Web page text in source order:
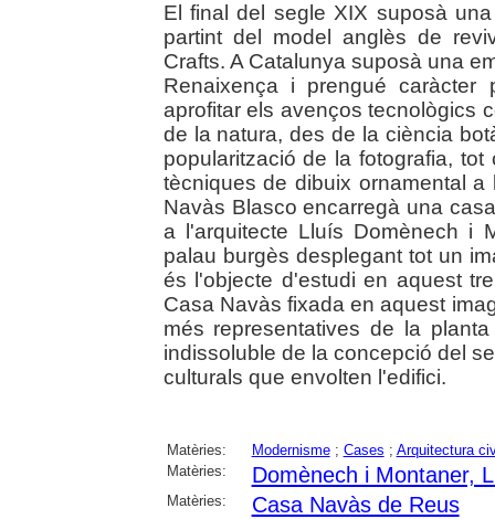
El final del segle XIX suposà
partint del model anglès de
Crafts. A Catalunya suposà una
Renaixença i prengué
aprofitar els avenços tecnològics
de la natura, des de la ciència
popularització de la fotografia,
tècniques de dibuix ornamental
Navàs Blasco encarregà una
a l'arquitecte Lluís Domènech i
palau burgès desplegant tot un
és l'objecte d'estudi en aquest
Casa Navàs fixada en aquest
més representatives de la
indissoluble de la concepció del
culturals que envolten l'edifici.
Matèries: Modernisme; Cases ; Arquitectura
Matèries:
Domènech i Montaner,
Matèries: Casa Navàs de Reus